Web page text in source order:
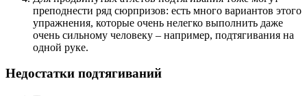
преподнести ряд сюрпризов: есть много вариантов этого
упражнения, которые очень нелегко выполнить даже
очень сильному человеку – например, подтягивания на
одной руке.
Недостатки подтягиваний